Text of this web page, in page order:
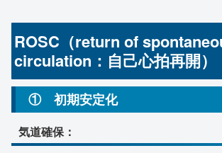
ROSC（return of
circulation：自己心拍再開）
① 初期安定化
気道確保：